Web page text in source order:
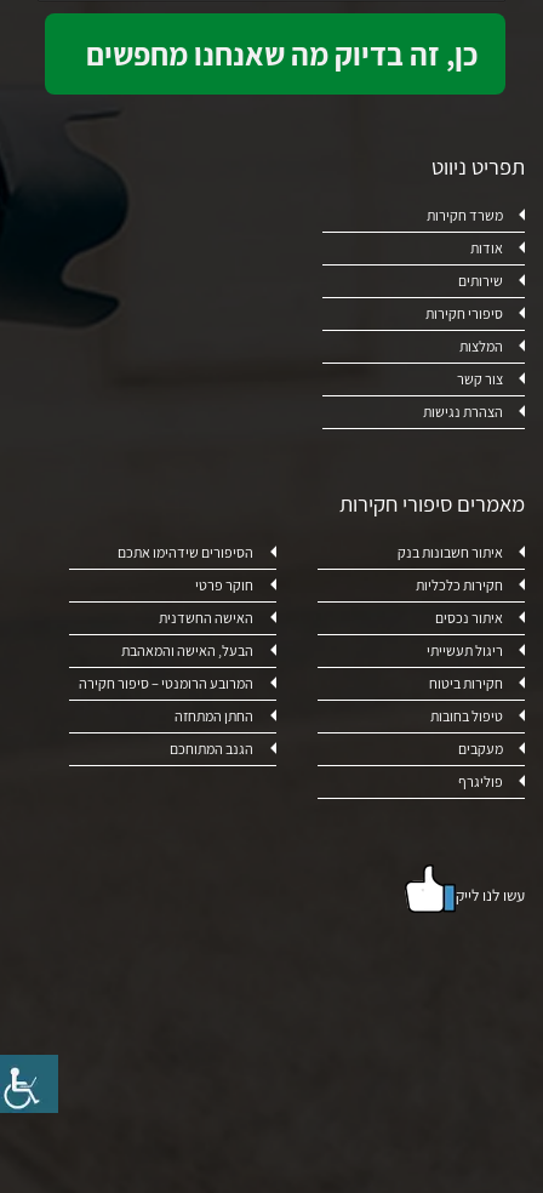
תפריט ניווט
משרד חקירות
אודות
שירותים
סיפורי חקירות
המלצות
צור קשר
הצהרת נגישות
מאמרים סיפורי חקירות
איתור חשבונות בנק
חקירות כלכליות
איתור נכסים
ריגול תעשייתי
חקירות ביטוח
טיפול בחובות
מעקבים
פוליגרף
הסיפורים שידהימו אתכם
חוקר פרטי
האישה החשדנית
הבעל, האישה והמאהבת
המרובע הרומנטי – סיפור חקירה
החתן המתחזה
הגנב המתוחכם
עשו לנו לייק